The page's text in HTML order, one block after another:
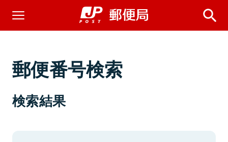
郵便番号検索
検索結果